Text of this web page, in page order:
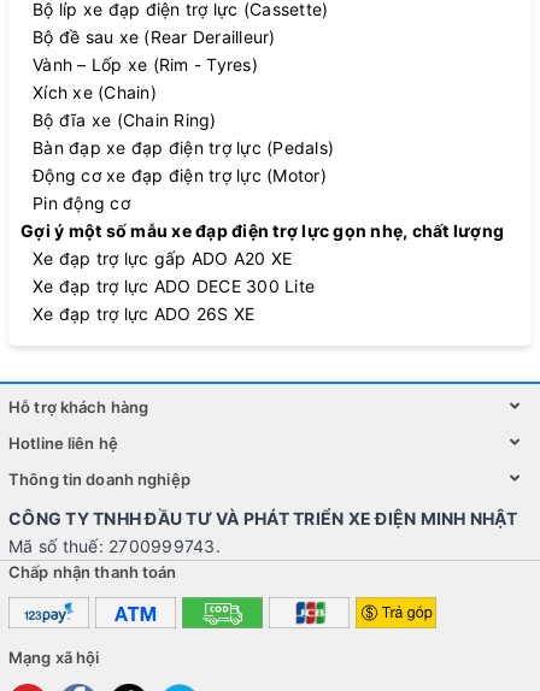
Bộ líp xe đạp điện trợ lực (Cassette)
Bộ đề sau xe (Rear Derailleur)
Vành – Lốp xe (Rim - Tyres)
Xích xe (Chain)
Bộ đĩa xe (Chain Ring)
Bàn đạp xe đạp điện trợ lực (Pedals)
Động cơ xe đạp điện trợ lực (Motor)
Pin động cơ
Gợi ý một số mẫu xe đạp điện trợ lực gọn nhẹ, chất lượng
Xe đạp trợ lực gấp ADO A20 XE
Xe đạp trợ lực ADO DECE 300 Lite
Xe đạp trợ lực ADO 26S XE
Hỗ trợ khách hàng
Hotline liên hệ
Thông tin doanh nghiệp
CÔNG TY TNHH ĐẦU TƯ VÀ PHÁT TRIỂN XE ĐIỆN MINH NHẬT
Mã số thuế: 2700999743.
Chấp nhận thanh toán
Mạng xã hội